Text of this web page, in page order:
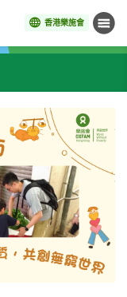
香港樂施會 目錄